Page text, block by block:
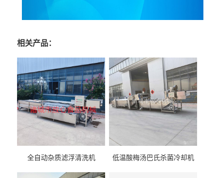
相关产品：
全自动杂质滤浮清洗机 低温酸梅汤巴氏杀菌冷却机